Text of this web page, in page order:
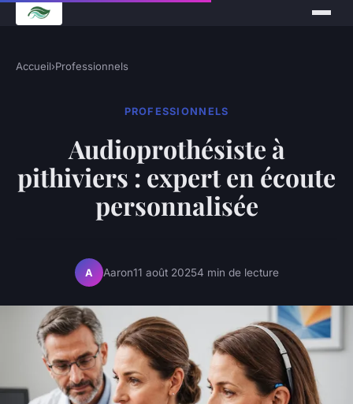
Accueil›Professionnels
PROFESSIONNELS
Audioprothésiste à
pithiviers : expert en écoute
personnalisée
A Aaron11 août 20254 min de lecture